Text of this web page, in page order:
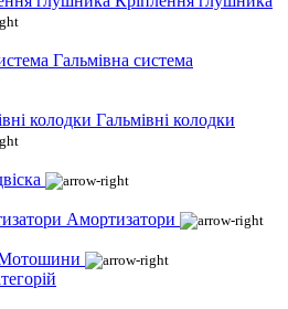
Гальмівна система
Гальмівні колодки
Амортизатори